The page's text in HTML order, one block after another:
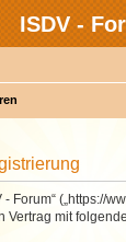
ISDV -
- Forum“ („https://
Vertrag mit